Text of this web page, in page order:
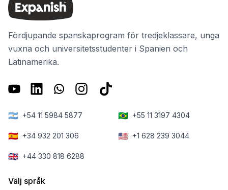
Fördjupande spanskaprogram för tredjeklassare, unga
vuxna och universitetsstudenter i Spanien och
Latinamerika.
🇦🇷 +54 11 5984 5877 🇧🇷 +55 11 3197 4304
🇪🇸 +34 932 201 306 🇺🇸 +1 628 239 3044
🇬🇧 +44 330 818 6288
Välj språk